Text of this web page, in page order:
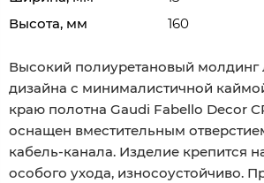
Высота, мм
160
Высокий полиуретановый молдинг
дизайна с минималистичной
краю полотна Gaudi Fabello Decor
оснащен вместительным
кабель-канала. Изделие крепится
особого ухода, износоустойчиво.